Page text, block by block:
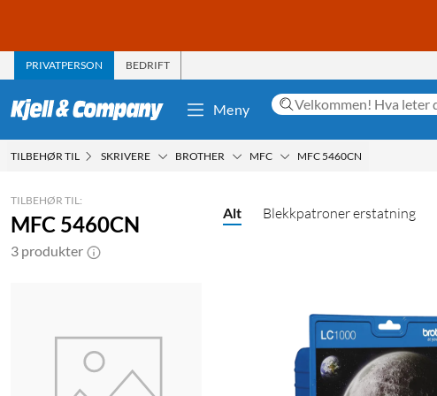
PRIVATPERSON BEDRIFT
Meny
TILBEHØR TIL SKRIVERE BROTHER MFC MFC 5460CN
TILBEHØR TIL:
MFC 5460CN
3 produkter
Alt Blekkpatroner erstatning